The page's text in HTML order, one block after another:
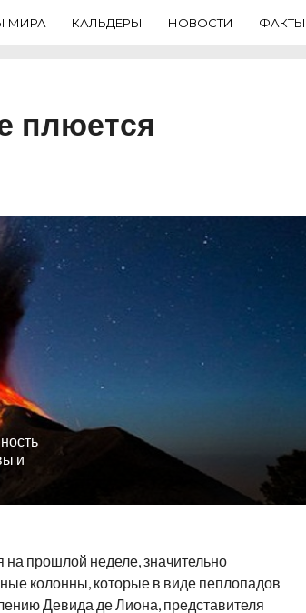
МИРА КАЛЬДЕРЫ НОВОСТИ ФАКТЫ
плюется
и
на прошлой неделе, значительно
колонны, которые в виде пеплопадов
Девида де Лиона, представителя